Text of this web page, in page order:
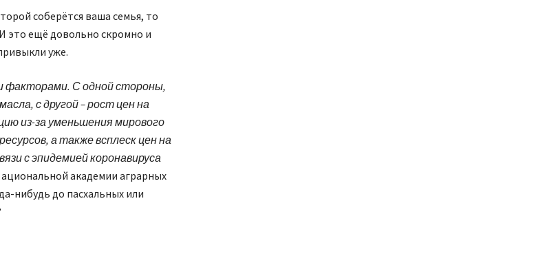
соберётся ваша семья, то
это ещё довольно скромно и
уже.
факторами. С одной стороны,
с другой – рост цен на
из-за уменьшения мирового
а также всплеск цен на
с эпидемией коронавируса
академии аграрных
нибудь до пасхальных или